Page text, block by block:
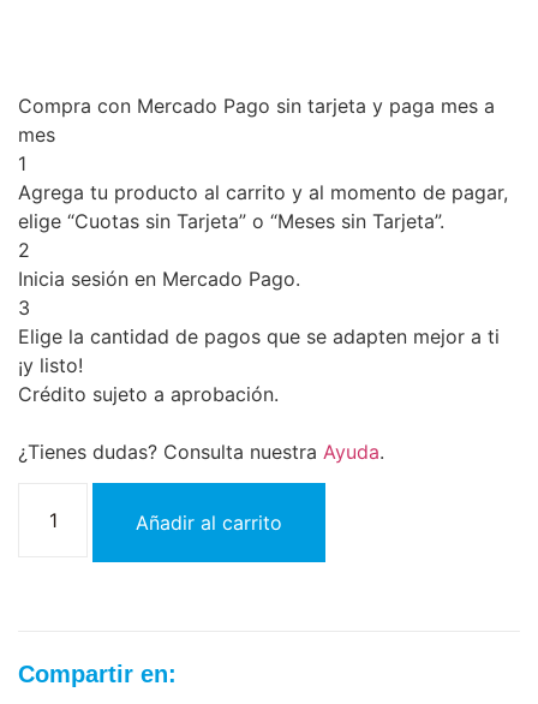
Compra con Mercado Pago sin tarjeta y paga mes a
mes
1
Agrega tu producto al carrito y al momento de pagar,
elige “Cuotas sin Tarjeta” o “Meses sin Tarjeta”.
2
Inicia sesión en Mercado Pago.
3
Elige la cantidad de pagos que se adapten mejor a ti
¡y listo!
Crédito sujeto a aprobación.
¿Tienes dudas? Consulta nuestra Ayuda.
Añadir al carrito
Compartir en: